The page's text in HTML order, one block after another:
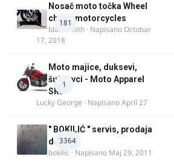
181
Nosač moto točka Wheel
chock motorcycles
blacksmith · NapisanoOctobar
17, 2018
1
Moto majice, duksevi,
šuškavci - Moto Apparel
SRB
Lucky George · NapisanoApril 27
3364
" BOKILIĆ " servis, prodaja
delova
bokilic · Napisano Maj 29, 2011